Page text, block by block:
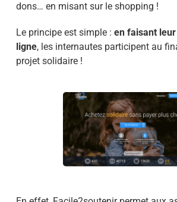
dons… en misant sur le shopping !
Le principe est simple : en faisant
ligne, les internautes participent au
projet solidaire !